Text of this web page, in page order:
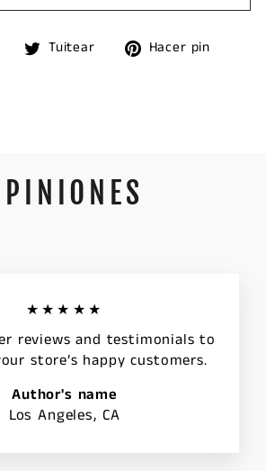
Compartir
Tuitear
TuitearHacer pin
★★★★★
reviews and testimonials to
store’s happy customers.
Author's name
Los Angeles, CA